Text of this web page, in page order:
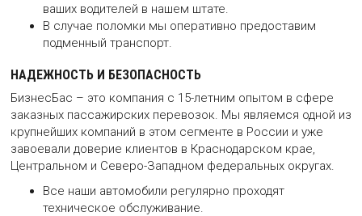
ваших водителей в нашем штате.
В случае поломки мы оперативно предоставим
подменный транспорт.
НАДЕЖНОСТЬ И БЕЗОПАСНОСТЬ
БизнесБас – это компания с 15-летним опытом в сфере
заказных пассажирских перевозок. Мы являемся одной из
крупнейших компаний в этом сегменте в России и уже
завоевали доверие клиентов в Краснодарском крае,
Центральном и Северо-Западном федеральных округах.
Все наши автомобили регулярно проходят
техническое обслуживание.